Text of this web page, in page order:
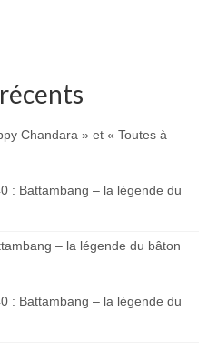
Chandara » et « Toutes à
: Battambang – la légende du
– la légende du bâton
: Battambang – la légende du